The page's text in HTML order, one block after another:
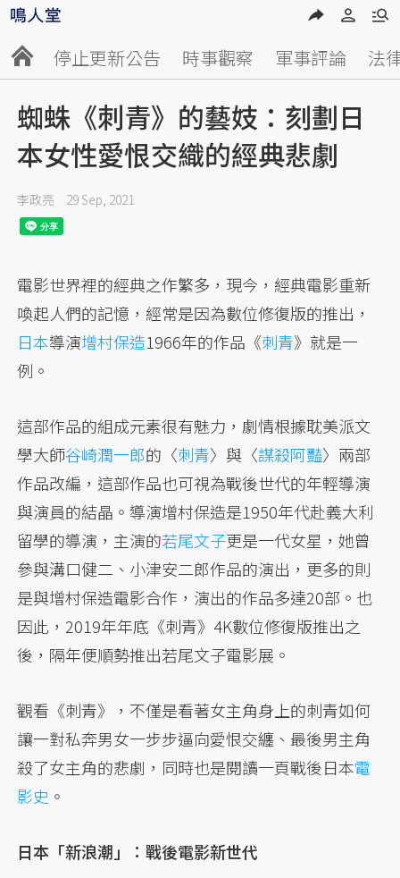
停止更新公告 時事觀察 軍事評論 法
蜘蛛《刺青》的藝妓：刻劃日
本女性愛恨交織的經典悲劇
李政亮 29 Sep, 2021
電影世界裡的經典之作繁多，現今，經典電影重新
喚起人們的記憶，經常是因為數位修復版的推出，
日本導演增村保造1966年的作品《刺青》就是一
例。
這部作品的組成元素很有魅力，劇情根據耽美派文
學大師谷崎潤一郎的〈刺青〉與〈謀殺阿豔〉兩部
作品改編，這部作品也可視為戰後世代的年輕導演
與演員的結晶。導演增村保造是1950年代赴義大利
留學的導演，主演的若尾文子更是一代女星，她曾
參與溝口健二、小津安二郎作品的演出，更多的則
是與增村保造電影合作，演出的作品多達20部。也
因此，2019年年底《刺青》4K數位修復版推出之
後，隔年便順勢推出若尾文子電影展。
觀看《刺青》，不僅是看著女主角身上的刺青如何
讓一對私奔男女一步步逼向愛恨交纏、最後男主角
殺了女主角的悲劇，同時也是閱讀一頁戰後日本電
影史 。
日本「新浪潮」：戰後電影新世代